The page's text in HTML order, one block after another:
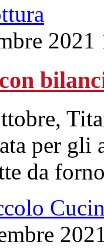
2021
per gli
da